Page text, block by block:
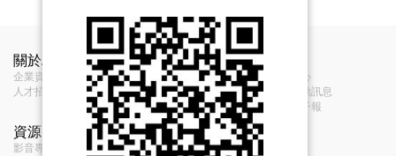
類型 伺服器
硬體
中央處理器
Intel Core i5-6500TE
Manuals & Guides
PCS-100 PCS-110 PCS-200 Quick
Installation Guide (2MB)
Media
PCS-110 Image 450 x 450 png
(104KB)
關於ACTi
企業資訊
人才招募
聯絡我們
聯絡我們
經銷商
意見反饋
新聞中心
展覽活動訊息
訂閱電子報
資源
影音專區及播放清單
條款
服務條款